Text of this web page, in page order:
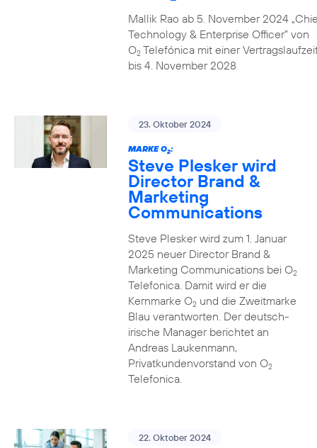
Mallik Rao ab 5. November 2024
Technology & Enterprise Officer” von
O2Telefónica mit einer
bis 4. November 2028
23. Oktober 2024
MARKE O2:
Steve Plesker wird
Director Brand &
Marketing
Communications
Steve Plesker wird zum 1. Januar
2025 neuer Director Brand &
Marketing Communications bei O2
Telefonica. Damit wird er die
Kernmarke O2und die Zweitmarke
Blau verantworten. Der deutsch-
irische Manager berichtet an
Andreas Laukenmann,
Privatkundenvorstand von O2
Telefonica.
22. Oktober 2024